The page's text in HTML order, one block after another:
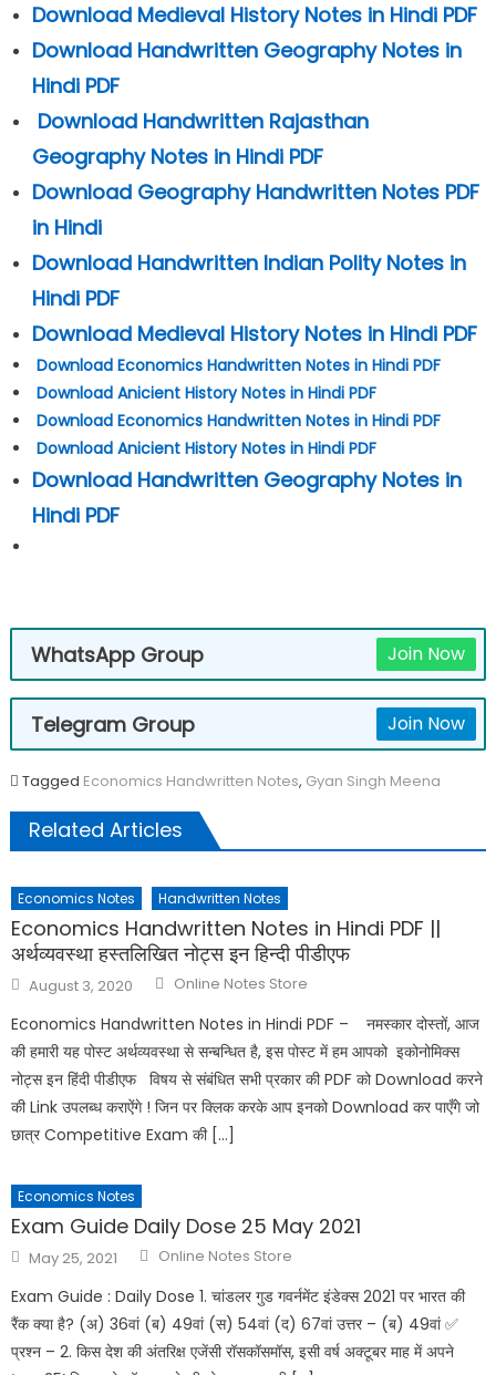
Download Medieval History Notes in Hindi PDF
Download Handwritten Geography Notes in
Hindi PDF
Download Handwritten Rajasthan
Geography Notes in Hindi PDF
Download Geography Handwritten Notes PDF
in Hindi
Download Handwritten Indian Polity Notes in
Hindi PDF
Download Medieval History Notes in Hindi PDF
Download Economics Handwritten Notes in Hindi PDF
Download Anicient History Notes in Hindi PDF
Download Economics Handwritten Notes in Hindi PDF
Download Anicient History Notes in Hindi PDF
Download Handwritten Geography Notes in
Hindi PDF
WhatsApp Group Join Now
Telegram Group Join Now
Tagged Economics Handwritten Notes, Gyan Singh Meena
Related Articles
Economics Notes Handwritten Notes
Economics Handwritten Notes in Hindi PDF ||
अर्थव्यवस्था हस्तलिखित नोट्स इन हिन्दी पीडीएफ
August 3, 2020 Online Notes Store
Economics Handwritten Notes in Hindi PDF – नमस्कार दोस्तों, आज
की हमारी यह पोस्ट अर्थव्यवस्था से सन्बन्धित है, इस पोस्ट में हम आपको इकोनोमिक्स
नोट्स इन हिंदी पीडीएफ विषय से संबंधित सभी प्रकार की PDF को Download करने
की Link उपलब्ध कराऐंगे ! जिन पर क्लिक करके आप इनको Download कर पाएँगे जो
छात्र Competitive Exam की […]
Economics Notes
Exam Guide Daily Dose 25 May 2021
May 25, 2021 Online Notes Store
Exam Guide : Daily Dose 1. चांडलर गुड गवर्नमेंट इंडेक्स 2021 पर भारत की
रैंक क्या है? (अ) 36वां (ब) 49वां (स) 54वां (द) 67वां उत्तर – (ब) 49वां ✅
प्रश्न – 2. किस देश की अंतरिक्ष एजेंसी रॉसकॉसमॉस, इसी वर्ष अक्टूबर माह में अपने